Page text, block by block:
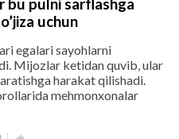
bu pulni sarflashga
uchun
egalari sayohlarni
Mijozlar ketidan quvib, ular
harakat qilishadi.
mehmonxonalar